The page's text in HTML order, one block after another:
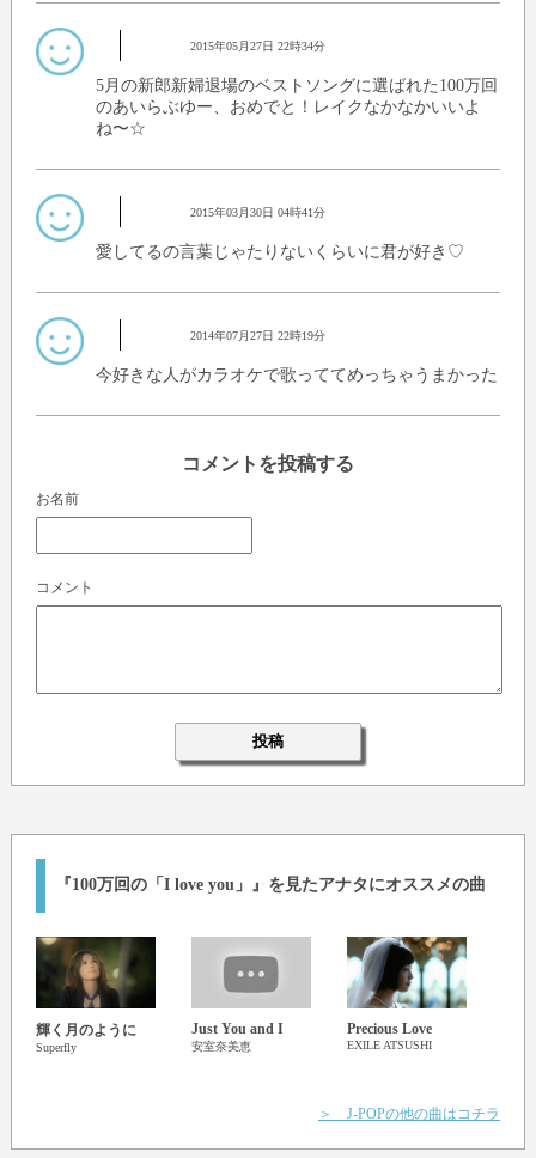
2015年05月27日 22時34分
5月の新郎新婦退場のベストソングに選ばれた100万回
のあいらぶゆー、おめでと！レイクなかなかいいよ
ね〜☆
2015年03月30日 04時41分
愛してるの言葉じゃたりないくらいに君が好き♡
2014年07月27日 22時19分
今好きな人がカラオケで歌っててめっちゃうまかった
コメントを投稿する
お名前
コメント
『100万回の「I love you」』を見たアナタにオススメの曲
輝く月のように
Superfly
Just You and I
安室奈美恵
Precious Love
EXILE ATSUSHI
＞ J-POPの他の曲はコチラ